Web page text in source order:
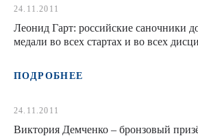
24.11.2011
Леонид Гарт: российские саночники
медали во всех стартах и во всех
ПОДРОБНЕЕ
24.11.2011
Виктория Демченко – бронзовый